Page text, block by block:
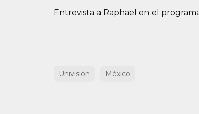
Entrevista a Raphael en el
Univisión México